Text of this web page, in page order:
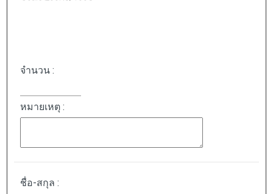
จำนวน :
หมายเหตุ :
ชื่อ-สกุล :